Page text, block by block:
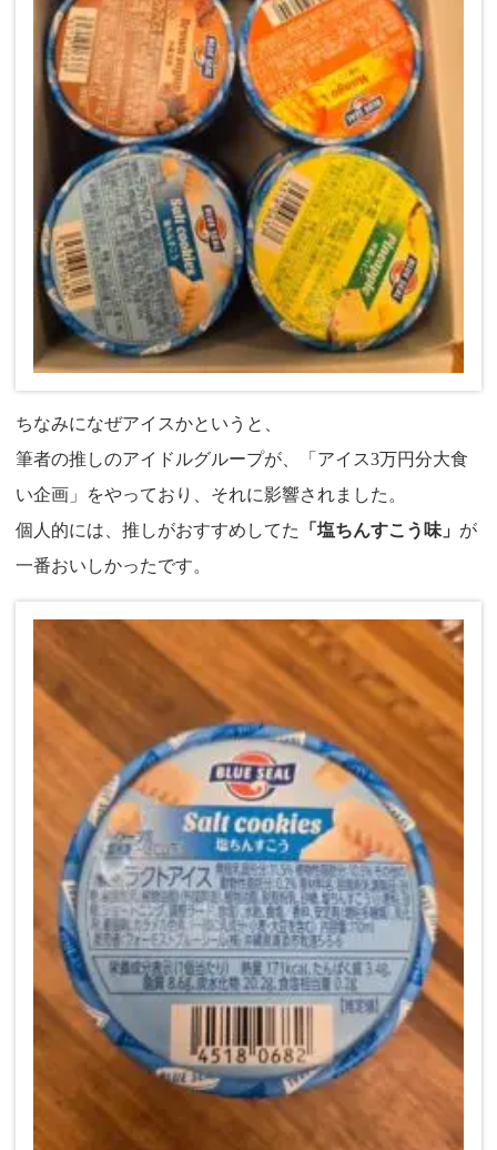
ちなみになぜアイスかというと、
筆者の推しのアイドルグループが、「アイス3万円分大食
い企画」をやっており、それに影響されました。
個人的には、推しがおすすめしてた
「塩ちんすこう味」 が
一番おいしかったです。